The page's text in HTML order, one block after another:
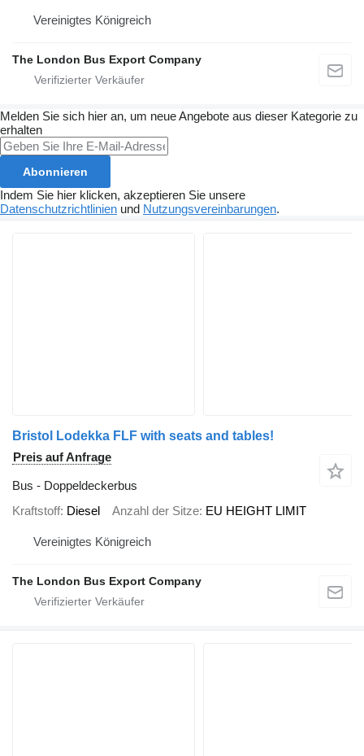
Vereinigtes Königreich
The London Bus Export Company
Melden Sie sich hier an, um neue Angebote aus dieser Kategorie zu
erhalten
Abonnieren
Indem Sie hier klicken, akzeptieren Sie unsere
Datenschutzrichtlinien und Nutzungsvereinbarungen.
Bristol Lodekka FLF with seats and tables!
Preis auf Anfrage
Bus - Doppeldeckerbus
Kraftstoff Diesel Anzahl der Sitze EU HEIGHT LIMIT
Vereinigtes Königreich
The London Bus Export Company